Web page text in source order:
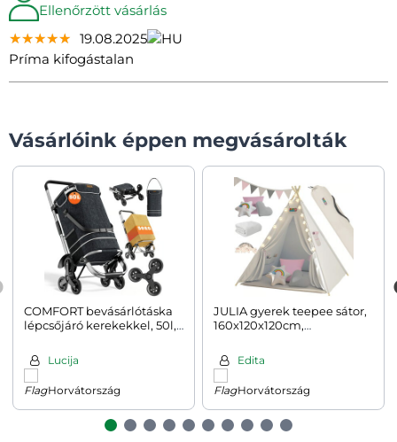
Ellenőrzött vásárlás
★★★★★
★★★★★
★★★★★ 19.08.2025
Príma kifogástalan
Vásárlóink éppen megvásárolták
COMFORT bevásárlótáska
lépcsőjáró kerekekkel, 50l,
Lucija
Horvátország
JULIA gyerek teepee sátor,
160x120x120cm,
Edita
Horvátország